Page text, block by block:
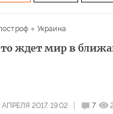
Украина
ждет мир в
АПРЕЛЯ 2017, 19:02 7